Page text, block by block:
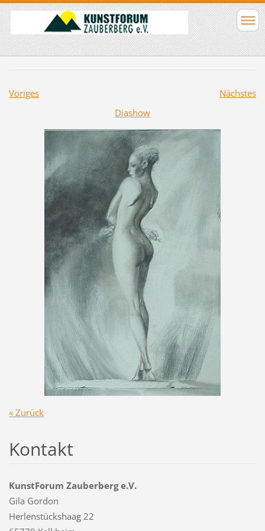
Voriges
Nächstes
Diashow
« Zurück
Kontakt
KunstForum Zauberberg e.V.
Gila Gordon
Herlenstückshaag 22